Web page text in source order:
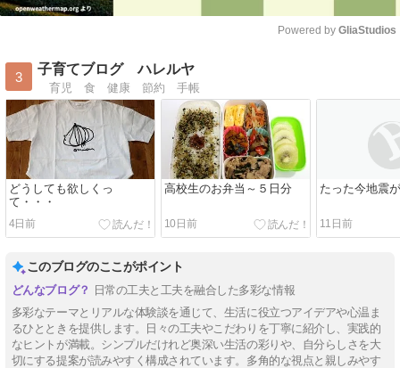
Powered by GliaStudios
3
子育てブログ ハレルヤ
育児 食 健康 節約 手帳
どうしても欲しくっ
て・・・
4日前
高校生のお弁当～５日分
10日前
たった今地震
11日前
このブログのここがポイント
日常の工夫と工夫を融合した多彩な情報
多彩なテーマとリアルな体験談を通じて、生活に役立つアイデアや心温ま
るひとときを提供します。日々の工夫やこだわりを丁寧に紹介し、実践的
なヒントが満載。シンプルだけれど奥深い生活の彩りや、自分らしさを大
切にする提案が読みやすく構成されています。多角的な視点と親しみやす